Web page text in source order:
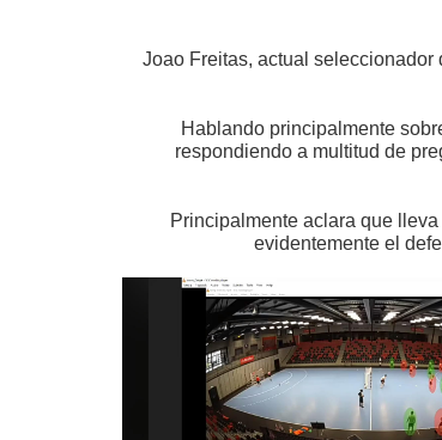
Joao Freitas, actual seleccionador
Hablando principalmente
respondiendo a multitud de
Principalmente aclara que
evidentemente el